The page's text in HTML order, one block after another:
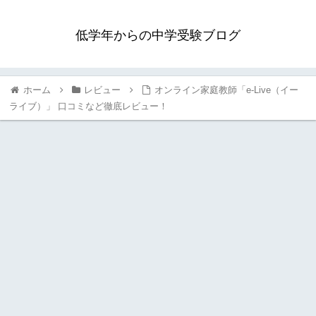
低学年からの中学受験ブログ
ホーム レビュー
オンライン家庭教師「e-Live（イー
ライブ）」 口コミなど徹底レビュー！